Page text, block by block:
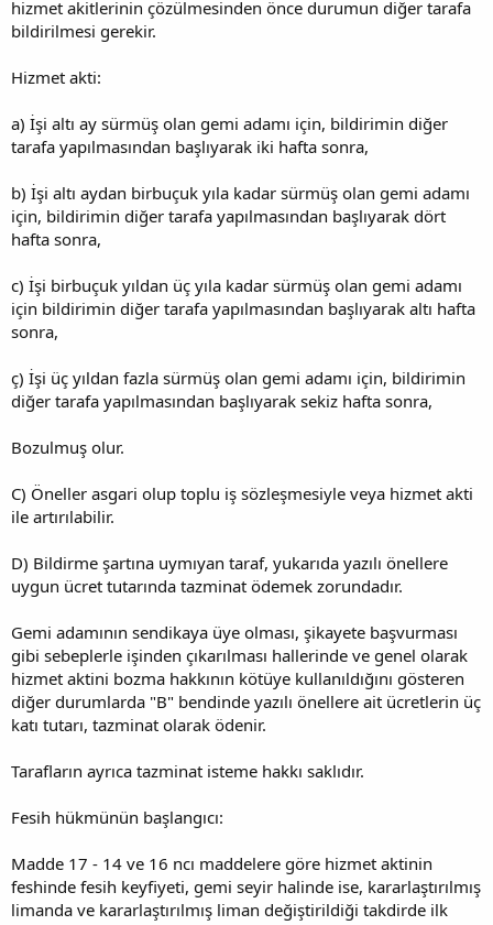
hizmet akitlerinin çözülmesinden önce durumun diğer tarafa
bildirilmesi gerekir.
Hizmet akti:
a) İşi altı ay sürmüş olan gemi adamı için, bildirimin diğer
tarafa yapılmasından başlıyarak iki hafta sonra,
b) İşi altı aydan birbuçuk yıla kadar sürmüş olan gemi adamı
için, bildirimin diğer tarafa yapılmasından başlıyarak dört
hafta sonra,
c) İşi birbuçuk yıldan üç yıla kadar sürmüş olan gemi adamı
için bildirimin diğer tarafa yapılmasından başlıyarak altı hafta
sonra,
ç) İşi üç yıldan fazla sürmüş olan gemi adamı için, bildirimin
diğer tarafa yapılmasından başlıyarak sekiz hafta sonra,
Bozulmuş olur.
C) Öneller asgari olup toplu iş sözleşmesiyle veya hizmet akti
ile artırılabilir.
D) Bildirme şartına uymıyan taraf, yukarıda yazılı önellere
uygun ücret tutarında tazminat ödemek zorundadır.
Gemi adamının sendikaya üye olması, şikayete başvurması
gibi sebeplerle işinden çıkarılması hallerinde ve genel olarak
hizmet aktini bozma hakkının kötüye kullanıldığını gösteren
diğer durumlarda "B" bendinde yazılı önellere ait ücretlerin üç
katı tutarı, tazminat olarak ödenir.
Tarafların ayrıca tazminat isteme hakkı saklıdır.
Fesih hükmünün başlangıcı:
Madde 17 - 14 ve 16 ncı maddelere göre hizmet aktinin
feshinde fesih keyfiyeti, gemi seyir halinde ise, kararlaştırılmış
limanda ve kararlaştırılmış liman değiştirildiği takdirde ilk